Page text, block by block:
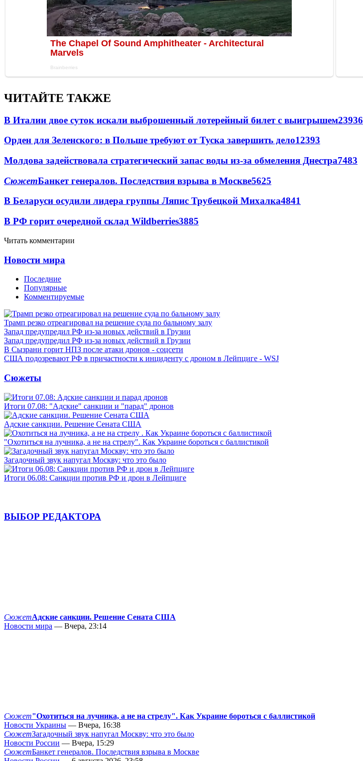
ЧИТАЙТЕ ТАКЖЕ
В Италии двое суток искали выброшенный лотерейный билет с выигрышем23936
Орден для Зеленского: в Польше требуют от Туска завершить дело12393
Молдова задействовала стратегический запас воды из-за обмеления Днестра7483
СюжетБанкет генералов. Последствия взрыва в Москве5625
В Беларуси осудили лидера группы Ляпис Трубецкой Михалка4841
В РФ горит очередной склад Wildberries3885
Читать комментарии
Новости мира
Последние
Популярные
Комментируемые
Трамп резко отреагировал на решение суда по бальному залу
Запад предупредил РФ из-за новых действий в Грузии
Запад предупредил РФ из-за новых действий в Грузии
В Сызрани горит НПЗ после атаки дронов - соцсети
США подозревают РФ в причастности к инциденту с дроном в Лейпциге - WSJ
Сюжеты
Итоги 07.08: "Адские" санкции и "парад" дронов
Адские санкции. Решение Сената США
"Охотиться на лучника, а не на стрелу". Как Украине бороться с баллистикой
Загадочный звук напугал Москву: что это было
Итоги 06.08: Санкции против РФ и дрон в Лейпциге
ВЫБОР РЕДАКТОРА
СюжетАдские санкции. Решение Сената США
Новости мира — Вчера, 23:14
Сюжет"Охотиться на лучника, а не на стрелу". Как Украине бороться с баллистикой
Новости Украины — Вчера, 16:38
СюжетЗагадочный звук напугал Москву: что это было
Новости России — Вчера, 15:29
СюжетБанкет генералов. Последствия взрыва в Москве